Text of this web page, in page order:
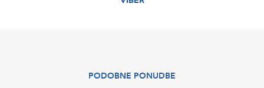
PODOBNE PONUDBE